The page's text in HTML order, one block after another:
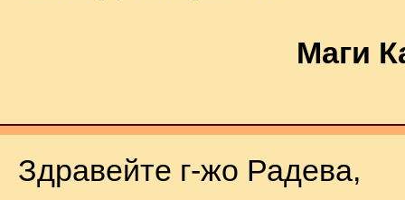
Маги
Здравейте г-жо Радева,